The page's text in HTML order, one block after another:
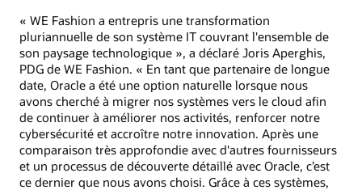
« WE Fashion a entrepris une transformation
pluriannuelle de son système IT couvrant l'ensemble de
son paysage technologique », a déclaré Joris Aperghis,
PDG de WE Fashion. « En tant que partenaire de longue
date, Oracle a été une option naturelle lorsque nous
avons cherché à migrer nos systèmes vers le cloud afin
de continuer à améliorer nos activités, renforcer notre
cybersécurité et accroître notre innovation. Après une
comparaison très approfondie avec d'autres fournisseurs
et un processus de découverte détaillé avec Oracle, c’est
ce dernier que nous avons choisi. Grâce à ces systèmes,